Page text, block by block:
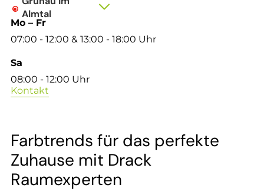
 Almtal
Mo – Fr
07:00 - 12:00 & 13:00 - 18:00 Uhr
Sa
08:00 - 12:00 Uhr
Kontakt
Farbtrends für das perfekte
Zuhause mit Drack
Raumexperten